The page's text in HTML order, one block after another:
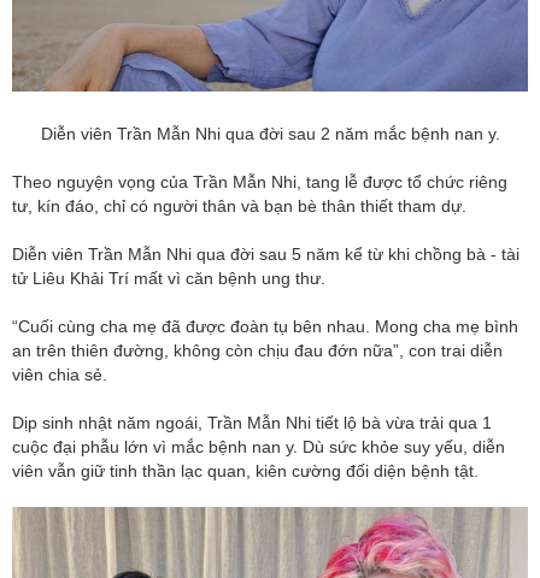
Diễn viên Trần Mẫn Nhi qua đời sau 2 năm mắc bệnh nan y.
Theo nguyện vọng của Trần Mẫn Nhi, tang lễ được tổ chức riêng
tư, kín đáo, chỉ có người thân và bạn bè thân thiết tham dự.
Diễn viên Trần Mẫn Nhi qua đời sau 5 năm kể từ khi chồng bà - tài
tử Liêu Khải Trí mất vì căn bệnh ung thư.
“Cuối cùng cha mẹ đã được đoàn tụ bên nhau. Mong cha mẹ bình
an trên thiên đường, không còn chịu đau đớn nữa”, con trai diễn
viên chia sẻ.
Dịp sinh nhật năm ngoái, Trần Mẫn Nhi tiết lộ bà vừa trải qua 1
cuộc đại phẫu lớn vì mắc bệnh nan y. Dù sức khỏe suy yếu, diễn
viên vẫn giữ tinh thần lạc quan, kiên cường đối diện bệnh tật.